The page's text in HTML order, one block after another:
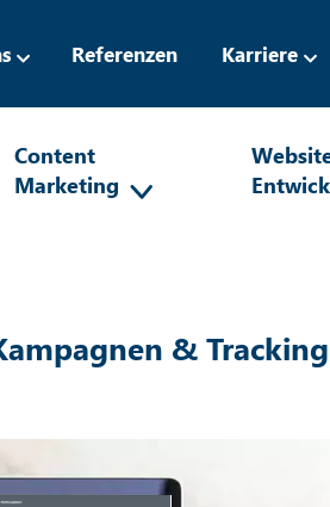
Referenzen Karriere
Content
Marketing
&